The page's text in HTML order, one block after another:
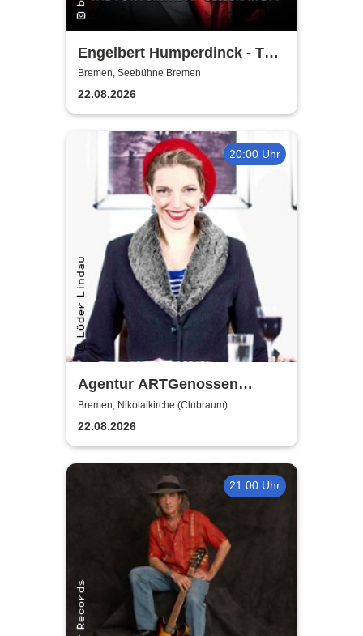
Engelbert Humperdinck - The
90th Birthday Celebration
Bremen, Seebühne Bremen
22.08.2026
20:00 Uhr
Agentur ARTGenossen
präsentiert: Laura Dee
Bremen, Nikolaikirche (Clubraum)
22.08.2026
21:00 Uhr